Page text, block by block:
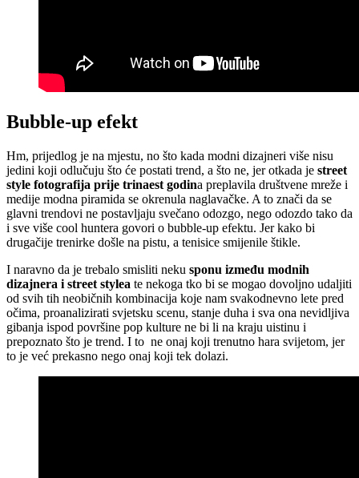
Bubble-up efekt
Hm, prijedlog je na mjestu, no što kada modni dizajneri više nisu
jedini koji odlučuju što će postati trend, a što ne, jer otkada je street
style fotografija prije trinaest godina preplavila društvene mreže i
medije modna piramida se okrenula naglavačke. A to znači da se
glavni trendovi ne postavljaju svečano odozgo, nego odozdo tako da
i sve više cool huntera govori o bubble-up efektu. Jer kako bi
drugačije trenirke došle na pistu, a tenisice smijenile štikle.
I naravno da je trebalo smisliti neku sponu između modnih
dizajnera i street stylea te nekoga tko bi se mogao dovoljno udaljiti
od svih tih neobičnih kombinacija koje nam svakodnevno lete pred
očima, proanalizirati svjetsku scenu, stanje duha i sva ona nevidljiva
gibanja ispod površine pop kulture ne bi li na kraju uistinu i
prepoznato što je trend. I to ne onaj koji trenutno hara svijetom, jer
to je već prekasno nego onaj koji tek dolazi.